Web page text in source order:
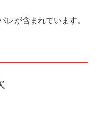
レが含まれています。